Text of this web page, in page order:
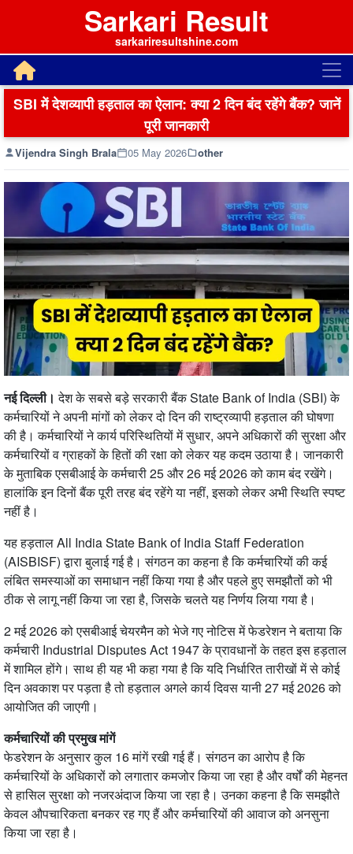
Sarkari Result
sarkariresultshine.com
SBI में देशव्यापी हड़ताल का ऐलान: क्या 2 दिन बंद रहेंगे बैंक? जानें
पूरी जानकारी
Vijendra Singh Brala 05 May 2026 other
नई दिल्ली। देश के सबसे बड़े सरकारी बैंकState Bank of India (SBI) के
कर्मचारियों ने अपनी मांगों को लेकर दो दिन की राष्ट्रव्यापी हड़ताल की घोषणा
की है। कर्मचारियों ने कार्य परिस्थितियों में सुधार, अपने अधिकारों की सुरक्षा और
कर्मचारियों व ग्राहकों के हितों की रक्षा को लेकर यह कदम उठाया है। जानकारी
के मुताबिक एसबीआई के कर्मचारी 25 और 26 मई 2026 को काम बंद रखेंगे।
हालांकि इन दिनों बैंक पूरी तरह बंद रहेंगे या नहीं, इसको लेकर अभी स्थिति स्पष्ट
नहीं है।
यह हड़तालAll India State Bank of India Staff Federation
(AISBISF) द्वारा बुलाई गई है। संगठन का कहना है कि कर्मचारियों की कई
लंबित समस्याओं का समाधान नहीं किया गया है और पहले हुए समझौतों को भी
ठीक से लागू नहीं किया जा रहा है, जिसके चलते यह निर्णय लिया गया है।
2 मई 2026 को एसबीआई चेयरमैन को भेजे गए नोटिस में फेडरेशन ने बताया कि
कर्मचारी Industrial Disputes Act 1947के प्रावधानों के तहत इस हड़ताल
में शामिल होंगे। साथ ही यह भी कहा गया है कि यदि निर्धारित तारीखों में से कोई
दिन अवकाश पर पड़ता है तो हड़ताल अगले कार्य दिवस यानी 27 मई 2026 को
आयोजित की जाएगी।
कर्मचारियों की प्रमुख मांगें
फेडरेशन के अनुसार कुल 16 मांगें रखी गई हैं। संगठन का आरोप है कि
कर्मचारियों के अधिकारों को लगातार कमजोर किया जा रहा है और वर्षों की मेहनत
से हासिल सुरक्षा को नजरअंदाज किया जा रहा है। उनका कहना है कि समझौते
केवल औपचारिकता बनकर रह गए हैं और कर्मचारियों की आवाज को अनसुना
किया जा रहा है।